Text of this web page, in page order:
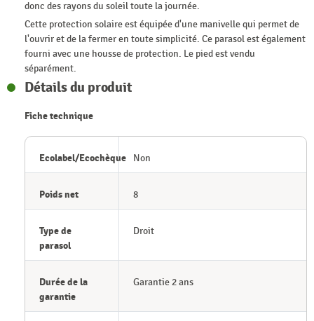
donc des rayons du soleil toute la journée.
Cette protection solaire est équipée d'une manivelle qui permet de
l'ouvrir et de la fermer en toute simplicité. Ce parasol est également
fourni avec une housse de protection. Le pied est vendu
séparément.
Détails du produit
Fiche technique
Ecolabel/Ecochèque Non
Poids net 8
Type de
parasol
Droit
Durée de la
garantie
Garantie 2 ans